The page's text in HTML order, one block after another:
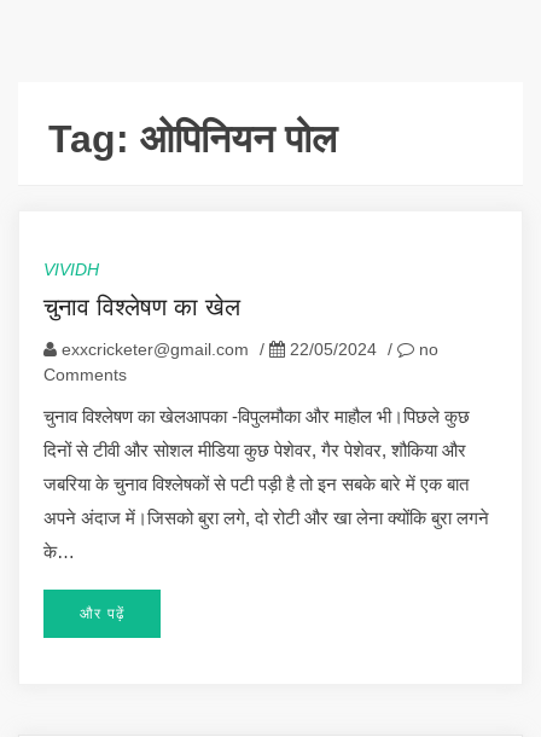
Tag: ओपिनियन पोल
VIVIDH
चुनाव विश्लेषण का खेल
exxcricketer@gmail.com / 22/05/2024 /
no
Comments
चुनाव विश्लेषण का खेलआपका -विपुलमौका और माहौल भी।पिछले कुछ
दिनों से टीवी और सोशल मीडिया कुछ पेशेवर, गैर पेशेवर, शौकिया और
जबरिया के चुनाव विश्लेषकों से पटी पड़ी है तो इन सबके बारे में एक बात
अपने अंदाज में।जिसको बुरा लगे, दो रोटी और खा लेना क्योंकि बुरा लगने
के…
और पढ़ें